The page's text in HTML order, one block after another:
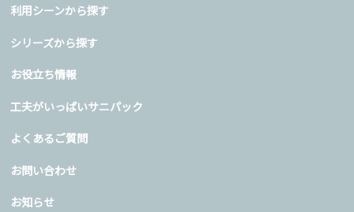
利用シーンから探す
シリーズから探す
お役立ち情報
工夫がいっぱいサニパック
よくあるご質問
お問い合わせ
お知らせ